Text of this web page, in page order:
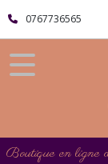
0767736565